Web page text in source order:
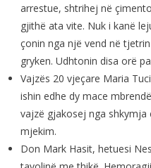
arrestue, shtrihej në
gjithë ata vite. Nuk i kanë
çonin nga një vend në
gryken. Udhtonin disa orë
Vajzës 20 vjeçare Maria
ishin edhe dy mace
vajzë gjakosej nga
mjekim.
Don Mark Hasit, hetuesi